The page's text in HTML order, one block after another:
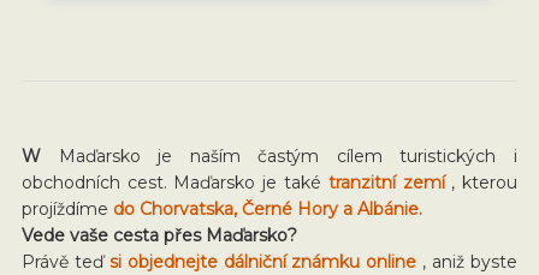
W
Maďarsko je naším častým cílem turistických i
obchodních cest. Maďarsko je také tranzitní zemí , kterou
projíždíme do Chorvatska, Černé Hory a Albánie.
Vede vaše cesta přes Maďarsko?
Právě teďsi objednejte dálniční známku online , aniž byste